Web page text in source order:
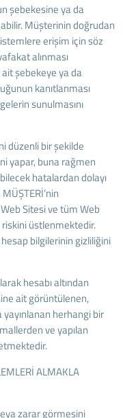
şebekesine ya da
Müşterinin doğrudan
erişim için söz
alınması
şebekeye ya da
kanıtlanması
sunulmasını
düzenli bir şekilde
yapar, buna rağmen
hatalardan dolayı
Sitesi ve tüm Web
üstlenmektedir.
bilgilerinin gizliliğini
hesabı altından
ait görüntülenen,
yayınlanan herhangi bir
ve yapılan
ALMAKLA
zarar görmesini